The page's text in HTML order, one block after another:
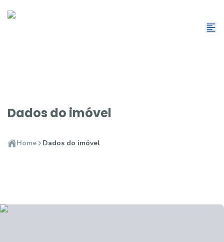
Dados do imóvel
Home Dados do imóvel